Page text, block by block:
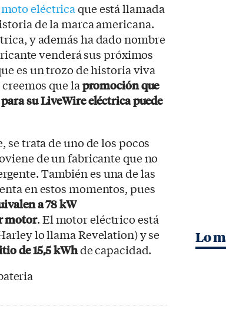
moto eléctricaque está llamada
de la marca americana.
y además ha dado nombre
venderá sus próximos
es un trozo de historia viva
que lapromoción que
su LiveWire eléctrica puede
se trata de uno de los pocos
de un fabricante que no
También es una de las
en estos momentos, pues
a 78 kW
motor. El motor eléctrico está
lo llama Revelation) y se
de 15,5 kWhde capacidad.
Lo